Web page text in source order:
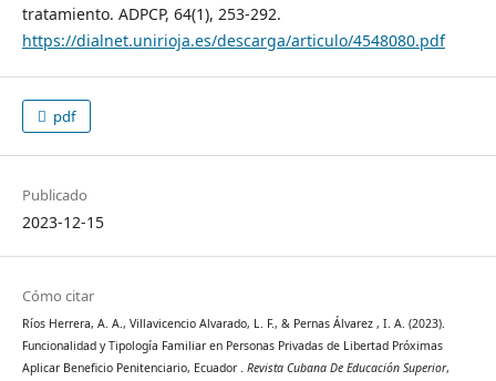
tratamiento. ADPCP, 64(1), 253-292.
https://dialnet.unirioja.es/descarga/articulo/4548080.pdf
pdf
Publicado
2023-12-15
Cómo citar
Ríos Herrera, A. A., Villavicencio Alvarado, L. F., & Pernas Álvarez , I. A. (2023).
Funcionalidad y Tipología Familiar en Personas Privadas de Libertad Próximas
Aplicar Beneficio Penitenciario, Ecuador . Revista Cubana De Educación Superior,